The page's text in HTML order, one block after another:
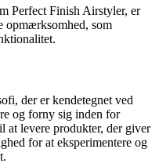
Perfect Finish Airstyler, er
opmærksomhed, som
der er kendetegnet ved
og forny sig inden for
at levere produkter, der giver
for at eksperimentere og